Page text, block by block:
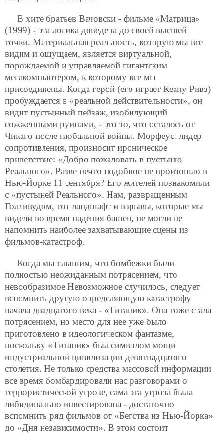
В хите братьев Вачовски - фильме «Матрица»
(1999) - эта логика доведена до своей высшей
точки. Материальная реальность, которую мы все
видим и ощущаем, является виртуальной,
порождаемой и управляемой гигантским
мегакомпьютером, к которому все мы
присоединены. Когда герой (его играет Кеану Ривз)
пробуждается в «реальной действительности», он
видит пустынный пейзаж, изобилующий
сожженными руинами, - это то, что осталось от
Чикаго после глобальной войны. Морфеус, лидер
сопротивления, произносит ироническое
приветствие: «Добро пожаловать в пустыню
Реального». Разве нечто подобное не произошло в
Нью-Йорке 11 сентября? Его жителей познакомили
с «пустыней Реального». Нам, развращенным
Голливудом, тот ландшафт и взрывы, которые мы
видели во время падения башен, не могли не
напомнить наиболее захватывающие сцены из
фильмов-катастроф.
Когда мы слышим, что бомбежки были
полностью неожиданным потрясением, что
невообразимое Невозможное случилось, следует
вспомнить другую определяющую катастрофу
начала двадцатого века - «Титаник». Она тоже стала
потрясением, но место для нее уже было
приготовлено в идеологическом фантазме,
поскольку «Титаник» был символом мощи
индустриальной цивилизации девятнадцатого
столетия. Не только средства массовой информации
все время бомбардировали нас разговорами о
террористической угрозе, сама эта угроза была
либидинально инвестирована - достаточно
вспомнить ряд фильмов от «Бегства из Нью-Йорка»
до «Дня независимости». В этом состоит